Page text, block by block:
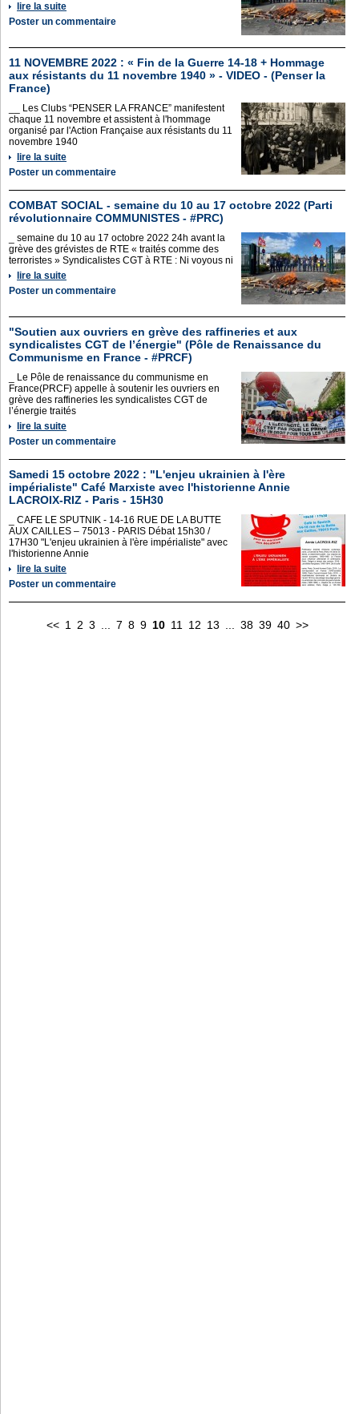
lire la suite
Poster un commentaire
11 NOVEMBRE 2022 : « Fin de la Guerre 14-18 + Hommage
aux résistants du 11 novembre 1940 » - VIDEO - (Penser la
France)
__ Les Clubs “PENSER LA FRANCE” manifestent
chaque 11 novembre et assistent à l'hommage
organisé par l'Action Française aux résistants du 11
novembre 1940
lire la suite
Poster un commentaire
COMBAT SOCIAL - semaine du 10 au 17 octobre 2022 (Parti
révolutionnaire COMMUNISTES - #PRC)
_ semaine du 10 au 17 octobre 2022 24h avant la
grève des grévistes de RTE « traités comme des
terroristes » Syndicalistes CGT à RTE : Ni voyous ni
lire la suite
Poster un commentaire
"Soutien aux ouvriers en grève des raffineries et aux
syndicalistes CGT de l’énergie" (Pôle de Renaissance du
Communisme en France - #PRCF)
_ Le Pôle de renaissance du communisme en
France(PRCF) appelle à soutenir les ouvriers en
grève des raffineries les syndicalistes CGT de
l’énergie traités
lire la suite
Poster un commentaire
Samedi 15 octobre 2022 : "L'enjeu ukrainien à l'ère
impérialiste" Café Marxiste avec l'historienne Annie
LACROIX-RIZ - Paris - 15H30
_ CAFE LE SPUTNIK - 14-16 RUE DE LA BUTTE
AUX CAILLES – 75013 - PARIS Débat 15h30 /
17H30 "L'enjeu ukrainien à l'ère impérialiste" avec
l'historienne Annie
lire la suite
Poster un commentaire
<< 1 2 3 7 8 9 10 11 12 13 38 39 40 >>